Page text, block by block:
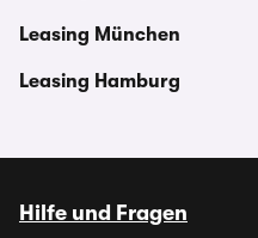
Leasing München
Leasing Hamburg
Hilfe und Fragen